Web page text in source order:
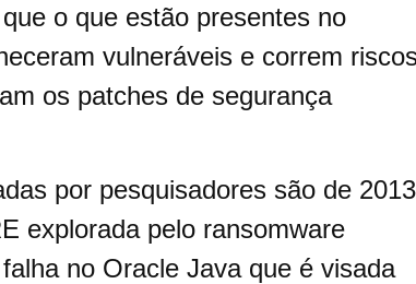
o que estão presentes no
vulneráveis ​​e correm
os patches de segurança
por pesquisadores são de
explorada pelo ransomware
no Oracle Java que é visada